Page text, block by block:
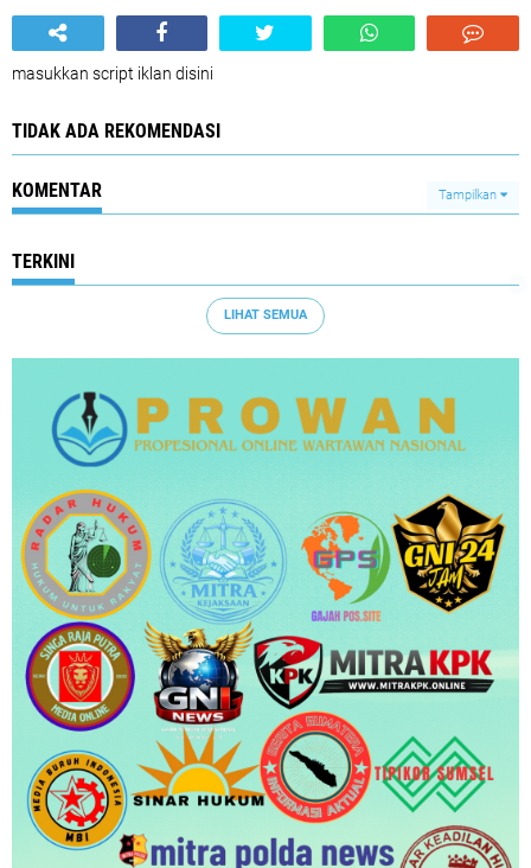
masukkan script iklan disini
TIDAK ADA REKOMENDASI
KOMENTAR Tampilkan
TERKINI
LIHAT SEMUA